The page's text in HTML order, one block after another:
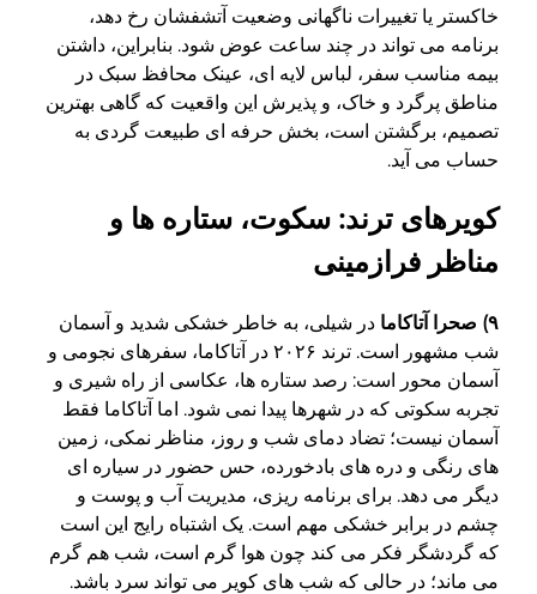
خاکستر یا تغییرات ناگهانی وضعیت آتشفشان رخ دهد،
برنامه می تواند در چند ساعت عوض شود. بنابراین، داشتن
بیمه مناسب سفر، لباس لایه ای، عینک محافظ سبک در
مناطق پرگرد و خاک، و پذیرش این واقعیت که گاهی بهترین
تصمیم، برگشتن است، بخش حرفه ای طبیعت گردی به
حساب می آید.
کویرهای ترند: سکوت، ستاره ها و
مناظر فرازمینی
۹) صحرا آتاکاما
در شیلی، به خاطر خشکی شدید و آسمان
شب مشهور است. ترند ۲۰۲۶ در آتاکاما، سفرهای نجومی و
آسمان محور است: رصد ستاره ها، عکاسی از راه شیری و
تجربه سکوتی که در شهرها پیدا نمی شود. اما آتاکاما فقط
آسمان نیست؛ تضاد دمای شب و روز، مناظر نمکی، زمین
های رنگی و دره های بادخورده، حس حضور در سیاره ای
دیگر می دهد. برای برنامه ریزی، مدیریت آب و پوست و
چشم در برابر خشکی مهم است. یک اشتباه رایج این است
که گردشگر فکر می کند چون هوا گرم است، شب هم گرم
می ماند؛ در حالی که شب های کویر می تواند سرد باشد.